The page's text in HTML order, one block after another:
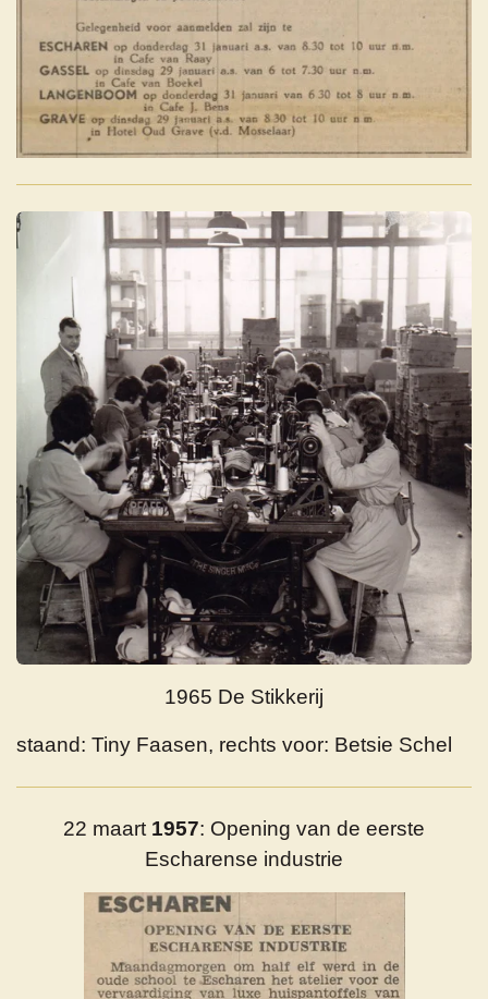
1965 De Stikkerij
staand: Tiny Faasen, rechts voor: Betsie Schel
22 maart 1957: Opening van de eerste
Escharense industrie